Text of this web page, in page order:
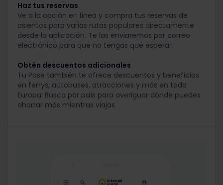
Haz tus reservas
Ve a la opción en línea y compra tus reservas de
asientos para varias rutas populares directamente
desde la aplicación. Te las enviaremos por correo
electrónico para que no tengas que esperar.
Obtén descuentos adicionales
Tu Pase también te ofrece descuentos y beneficios
en ferrys, autobuses, atracciones y más en toda
Europa. Busca por país para averiguar dónde puedes
ahorrar más mientras viajas.